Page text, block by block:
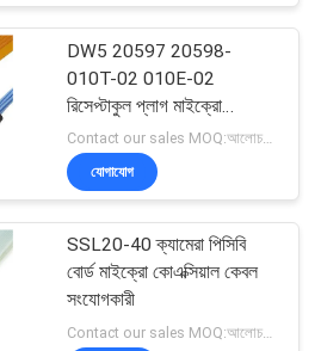
DW5 20597 20598-
010T-02 010E-02
রিসেপ্টাকুল প্লাগ মাইক্রো
কোএক্সিয়াল ক্যাবল
Contact our sales MOQ:আলোচনাযোগ্য
যোগাযোগ
SSL20-40 ক্যামেরা পিসিবি
বোর্ড মাইক্রো কোএক্সিয়াল কেবল
সংযোগকারী
Contact our sales MOQ:আলোচনাযোগ্য